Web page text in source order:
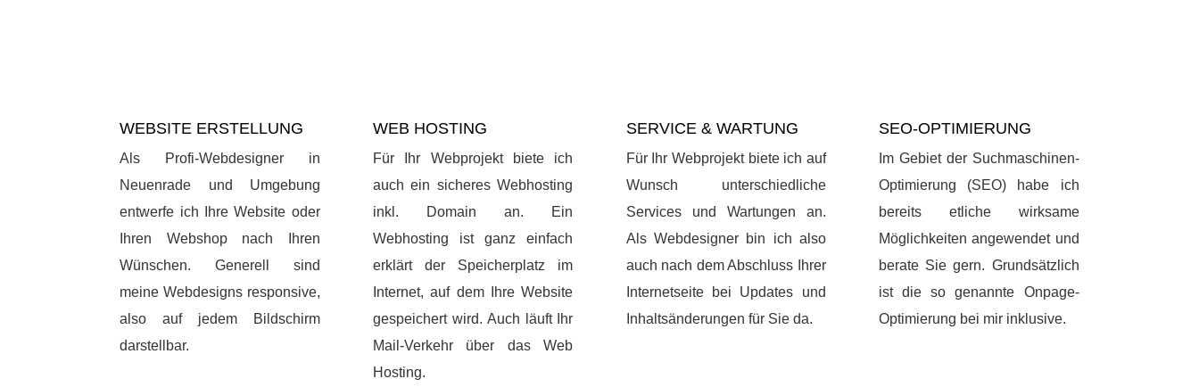
WEBSITE ERSTELLUNG
Als Profi-Webdesigner in
Neuenrade und Umgebung
entwerfe ich Ihre Website oder
Ihren Webshop nach Ihren
Wünschen. Generell sind
meine Webdesigns responsive,
also auf jedem Bildschirm
darstellbar.
WEB HOSTING
Für Ihr Webprojekt biete ich
auch ein sicheres Webhosting
inkl. Domain an. Ein
Webhosting ist ganz einfach
erklärt der Speicherplatz im
Internet, auf dem Ihre Website
gespeichert wird. Auch läuft Ihr
Mail-Verkehr über das Web
Hosting.
SERVICE & WARTUNG
Für Ihr Webprojekt biete ich auf
Wunsch unterschiedliche
Services und Wartungen an.
Als Webdesigner bin ich also
auch nach dem Abschluss Ihrer
Internetseite bei Updates und
Inhaltsänderungen für Sie da.
SEO-OPTIMIERUNG
Im Gebiet der Suchmaschinen-
Optimierung (SEO) habe ich
bereits etliche wirksame
Möglichkeiten angewendet und
berate Sie gern. Grundsätzlich
ist die so genannte Onpage-
Optimierung bei mir inklusive.